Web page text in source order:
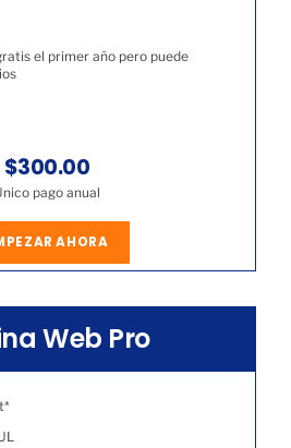
el primer año pero puede
$300.00
pago anual
AHORA
Web Pro